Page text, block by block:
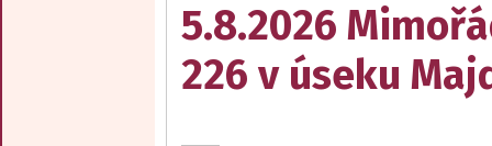
5.8.2026
226 v úseku